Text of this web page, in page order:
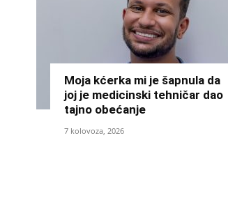
Moja kćerka mi je šapnula da
joj je medicinski tehničar dao
tajno obećanje
7 kolovoza, 2026